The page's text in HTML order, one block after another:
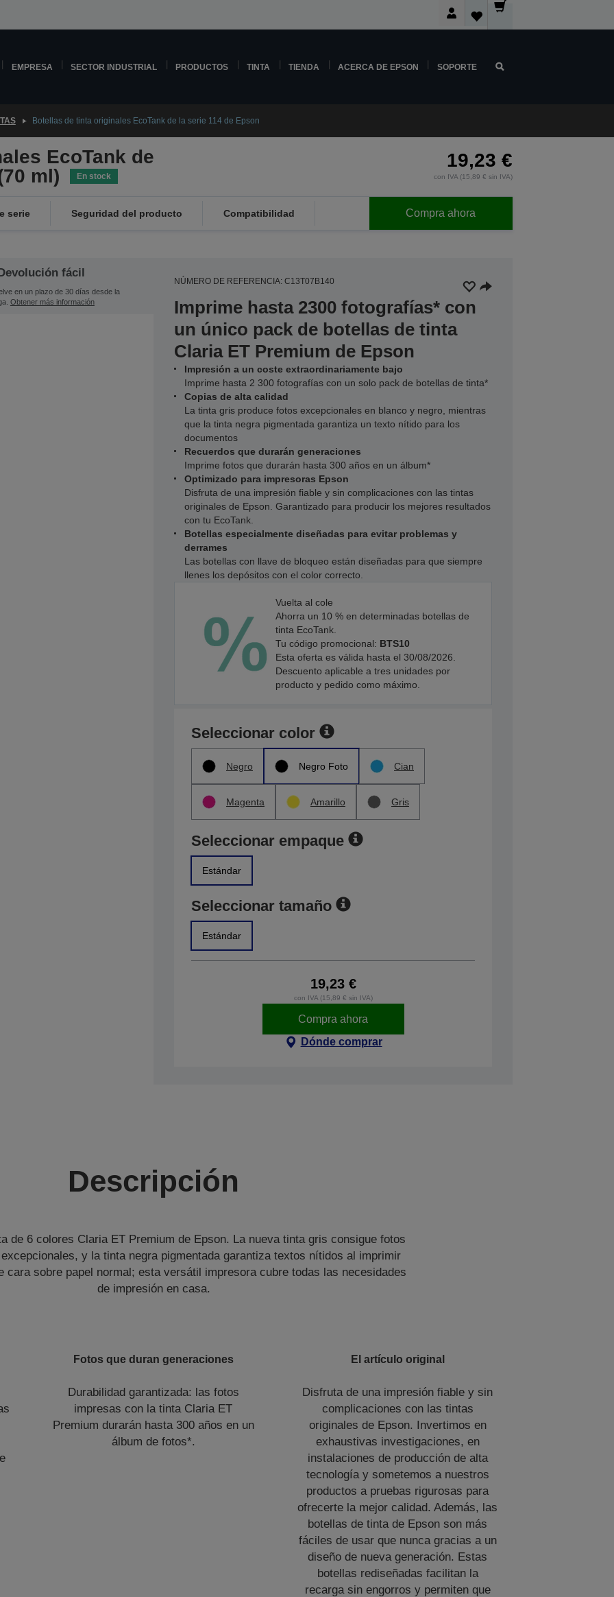
EMPRESA SECTOR INDUSTRIAL PRODUCTOS TINTA TIENDA ACERCA DE EPSON SOPORTE
Botellas de tinta originales EcoTank de la serie 114 de Epson
EcoTank de
ml)
En stock
19,23 €
con IVA (15,89 € sin IVA)
serie Seguridad del producto Compatibilidad Compra ahora
fácil
en un plazo de 30 días desde la
Obtener más información
NÚMERO DE REFERENCIA: C13T07B140
Imprime hasta 2300 fotografías* con
un único pack de botellas de tinta
Claria ET Premium de Epson
Impresión a un coste extraordinariamente bajo
Imprime hasta 2 300 fotografías con un solo pack de botellas de tinta*
Copias de alta calidad
La tinta gris produce fotos excepcionales en blanco y negro, mientras
que la tinta negra pigmentada garantiza un texto nítido para los
documentos
Recuerdos que durarán generaciones
Imprime fotos que durarán hasta 300 años en un álbum*
Optimizado para impresoras Epson
Disfruta de una impresión fiable y sin complicaciones con las tintas
originales de Epson. Garantizado para producir los mejores resultados
con tu EcoTank.
Botellas especialmente diseñadas para evitar problemas y
derrames
Las botellas con llave de bloqueo están diseñadas para que siempre
llenes los depósitos con el color correcto.
Vuelta al cole
Ahorra un 10 % en determinadas botellas de
tinta EcoTank.
Tu código promocional: BTS10
Esta oferta es válida hasta el 30/08/2026.
Descuento aplicable a tres unidades por
producto y pedido como máximo.
Seleccionar color
Negro Negro Foto Cian
Magenta Amarillo Gris
Seleccionar empaque
Estándar
Seleccionar tamaño
Estándar
19,23 €
con IVA (15,89 € sin IVA)
Compra ahora
Dónde comprar
Descripción
de 6 colores Claria ET Premium de Epson. La nueva tinta gris consigue fotos
y la tinta negra pigmentada garantiza textos nítidos al imprimir
cara sobre papel normal; esta versátil impresora cubre todas las necesidades
de impresión en casa.
Fotos que duran generaciones
Durabilidad garantizada: las fotos
impresas con la tinta Claria ET
Premium durarán hasta 300 años en un
álbum de fotos*.
El artículo original
Disfruta de una impresión fiable y sin
complicaciones con las tintas
originales de Epson. Invertimos en
exhaustivas investigaciones, en
instalaciones de producción de alta
tecnología y sometemos a nuestros
productos a pruebas rigurosas para
ofrecerte la mejor calidad. Además, las
botellas de tinta de Epson son más
fáciles de usar que nunca gracias a un
diseño de nueva generación. Estas
botellas rediseñadas facilitan la
recarga sin engorros y permiten que